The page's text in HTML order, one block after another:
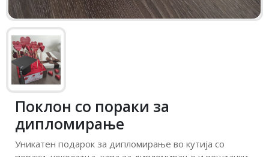
Поклон со пораки за
дипломирање
Уникатен подарок за дипломирање во кутија со